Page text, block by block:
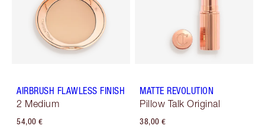
AIRBRUSH FLAWLESS FINISH
2 Medium
54,00 €
MATTE REVOLUTION
Pillow Talk Original
38,00 €